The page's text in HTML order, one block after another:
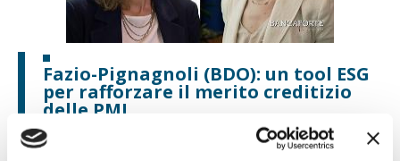
Fazio-Pignagnoli (BDO): un tool ESG
per rafforzare il merito creditizio
delle PMI
di Flavio Padovan, Maddalena Libertini -
Le banche italiane